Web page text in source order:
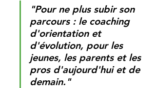
"Pour ne plus subir son
parcours : le coaching
d'orientation et
d'évolution, pour les
jeunes, les parents et les
pros d'aujourd'hui et de
demain."